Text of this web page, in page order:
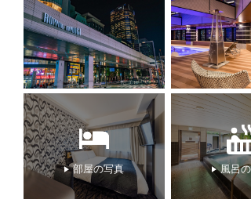
部屋の写真 風呂